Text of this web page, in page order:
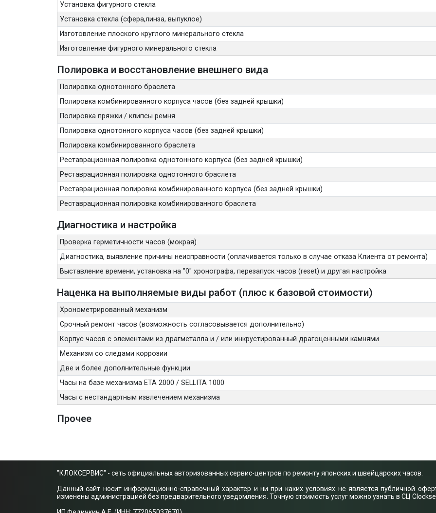
Установка фигурного стекла
Установка стекла (сфера,линза, выпуклое)
Изготовление плоского круглого минерального стекла
Изготовление фигурного минерального стекла
Полировка и восстановление внешнего вида
Полировка однотонного браслета
Полировка комбинированного корпуса часов (без задней крышки)
Полировка пряжки / клипсы ремня
Полировка однотонного корпуса часов (без задней крышки)
Полировка комбинированного браслета
Реставрационная полировка однотонного корпуса (без задней крышки)
Реставрационная полировка однотонного браслета
Реставрационная полировка комбинированного корпуса (без задней крышки)
Реставрационная полировка комбинированного браслета
Диагностика и настройка
Проверка герметичности часов (мокрая)
Диагностика, выявление причины неисправности (оплачивается только в случае отказа Клиента от ремонта)
Выставление времени, установка на "0" хронографа, перезапуск часов (reset) и другая настройка
Наценка на выполняемые виды работ (плюс к базовой стоимости)
Хронометрированный механизм
Срочный ремонт часов (возможность согласовывается дополнительно)
Корпус часов с элементами из драгметалла и / или инкрустированный драгоценными камнями
Механизм со следами коррозии
Две и более дополнительные функции
Часы на базе механизма ETA 2000 / SELLITA 1000
Часы с нестандартным извлечением механизма
Прочее
"КЛОКСЕРВИС" - сеть официальных авторизованных сервис-центров по ремонту японских и швейцарских часов.
Данный сайт носит информационно-справочный характер и ни при каких условиях не является публичной
изменены администрацией без предварительного уведомления. Точную стоимость услуг можно узнать в СЦ